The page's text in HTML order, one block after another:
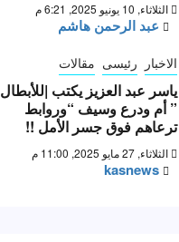
الثلاثاء, 10 يونيو 2025, 6:21 م
عبد الرحمن هاشم
الاخبار رئيسى مقالات
ياسر عبد العزيز يكتب |للأبطال
” أم ودرع وسيف “وروابط
ترعاهم فوق جسر الأمل !!
الثلاثاء, 27 مايو 2025, 11:00 م
kasnews